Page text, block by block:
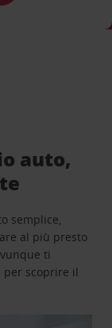
auto,
semplice,
al più presto
ti
scoprire il